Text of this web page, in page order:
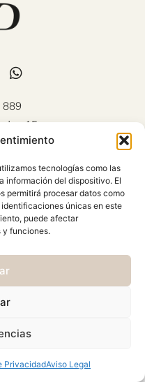
tecnologías como las
información del dispositivo. El
permitirá procesar datos como
únicas en este
puede afectar
y funciones.
PrivacidadAviso Legal
889
15
- 18:00